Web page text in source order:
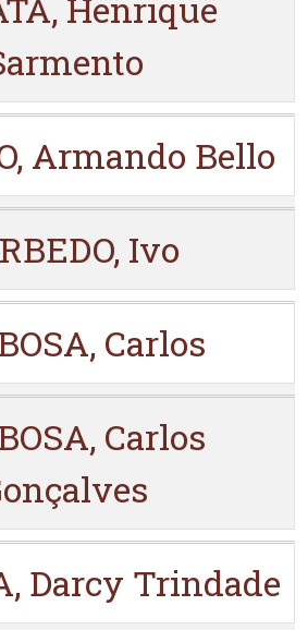
Armando Bello
Ivo
Carlos
Carlos
Darcy Trindade